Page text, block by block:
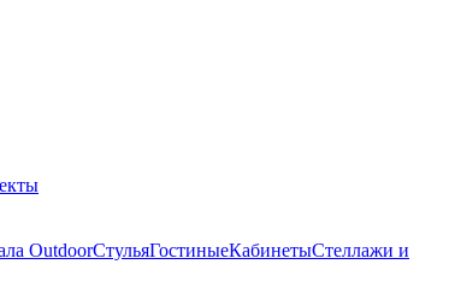
OutdoorСтульяГостиныеКабинетыСтеллажи и